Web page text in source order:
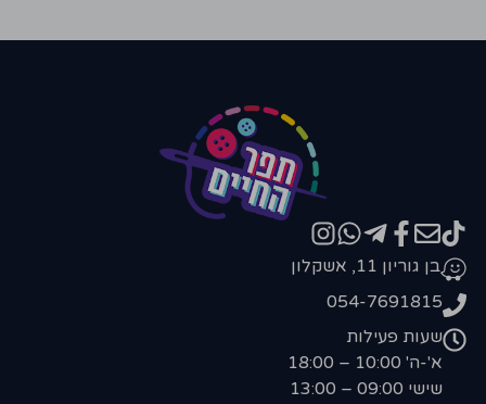
בן גוריון 11, אשקלון
054-7691815
שעות פעילות
א'-ה' 10:00 – 18:00
שישי 09:00 – 13:00